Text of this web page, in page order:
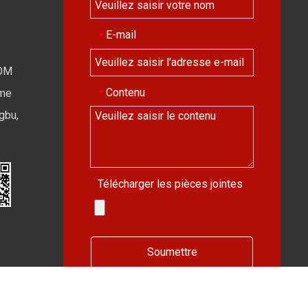
* E-mail
* Contenu
Télécharger les pièces jointes
Soumettre